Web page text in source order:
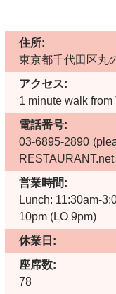
住所:
東京都千代田区丸
アクセス:
1 minute walk from
電話番号:
03-6895-2890
営業時間:
Lunch: 11:30am-
10pm (LO 9pm)
休業日:
座席数:
78